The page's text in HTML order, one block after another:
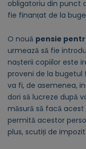
obligatoriu din punct
fie finanțat de la
O nouă pensie
urmează să fie
nașterii copiilor este
proveni de la
va fi, de asemenea,
dori să lucreze după
măsură să facă acest
permită acestor
plus, scutiți de impozit.